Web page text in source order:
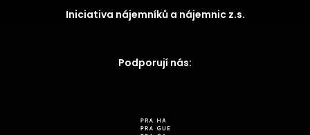
Iniciativa nájemníků a nájemnic z.s.
Podporují nás: